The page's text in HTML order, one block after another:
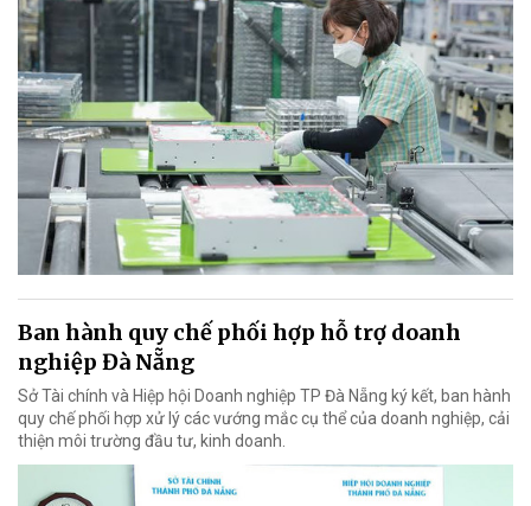
Ban hành quy chế phối hợp hỗ trợ doanh
nghiệp Đà Nẵng
Sở Tài chính và Hiệp hội Doanh nghiệp TP Đà Nẵng ký kết, ban hành
quy chế phối hợp xử lý các vướng mắc cụ thể của doanh nghiệp, cải
thiện môi trường đầu tư, kinh doanh.